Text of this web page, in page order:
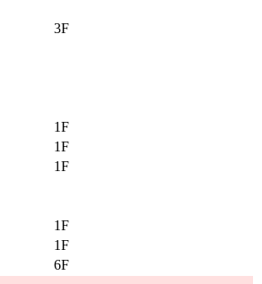
3F
1F
1F
1F
1F
1F
6F